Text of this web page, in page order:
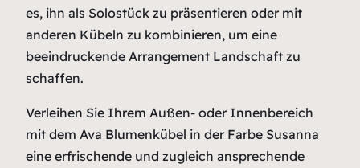
es, ihn als Solostück zu präsentieren oder mit
anderen Kübeln zu kombinieren, um eine
beeindruckende Arrangement Landschaft zu
schaffen.
Verleihen Sie Ihrem Außen- oder Innenbereich
mit dem Ava Blumenkübel in der Farbe Susanna
eine erfrischende und zugleich ansprechende